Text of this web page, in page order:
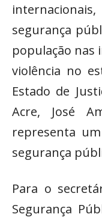
segurança
população nas
violência no
Estado de
Acre, José
representa
segurança
Para o
Segurança